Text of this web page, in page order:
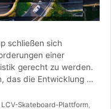
schließen sich
einer
gerecht zu werden.
das die Entwicklung
und
dazugehörigen
LCV-Skateboard-Plattform,